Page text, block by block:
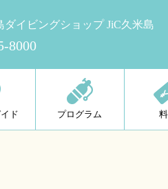
ダイビングショップ JiC久米島
8000
ド プログラム